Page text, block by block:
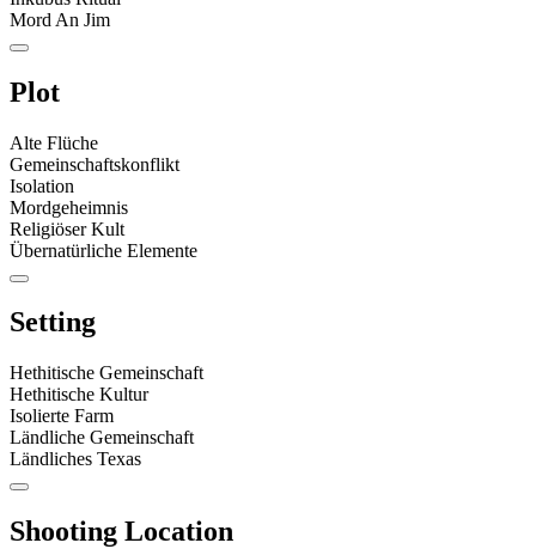
Mord An Jim
Plot
Alte Flüche
Gemeinschaftskonflikt
Isolation
Mordgeheimnis
Religiöser Kult
Übernatürliche Elemente
Setting
Hethitische Gemeinschaft
Hethitische Kultur
Isolierte Farm
Ländliche Gemeinschaft
Ländliches Texas
Shooting Location